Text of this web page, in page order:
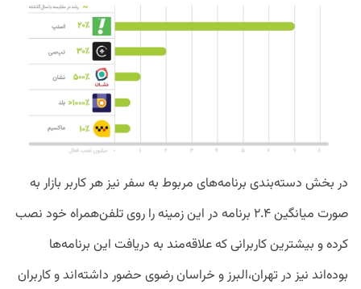
در بخش دسته‌بندی برنامه‌های مربوط به سفر نیز هر کاربر بازار به
صورت میانگین ۲.۴ برنامه در این زمینه را روی تلفن‌همراه خود نصب
کرده و بیشترین کاربرانی که علاقه‌مند به دریافت این برنامه‌ها
بوده‌اند نیز در تهران،‌البرز و خراسان رضوی حضور داشته‌اند و کاربران